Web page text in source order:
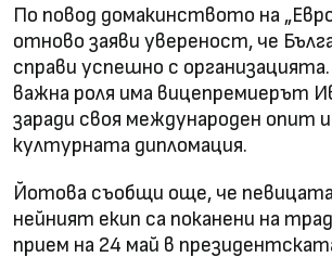
По повод домакинството на
отново заяви увереност, че
справи успешно с
важна роля има вицепремиерът
заради своя международен опит и
културната дипломация.
Йотова съобщи още, че певицата
нейният екип са поканени на
прием на 24 май в